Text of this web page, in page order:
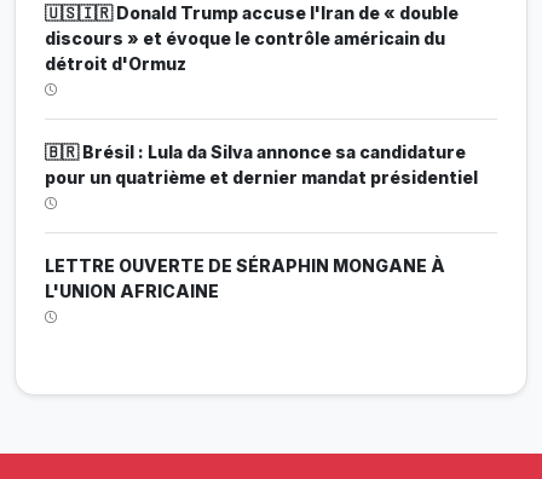
🇺🇸🇮🇷 Donald Trump accuse l'Iran de « double
discours » et évoque le contrôle américain du
détroit d'Ormuz
🇧🇷 Brésil : Lula da Silva annonce sa candidature
pour un quatrième et dernier mandat présidentiel
LETTRE OUVERTE DE SÉRAPHIN MONGANE À
L'UNION AFRICAINE